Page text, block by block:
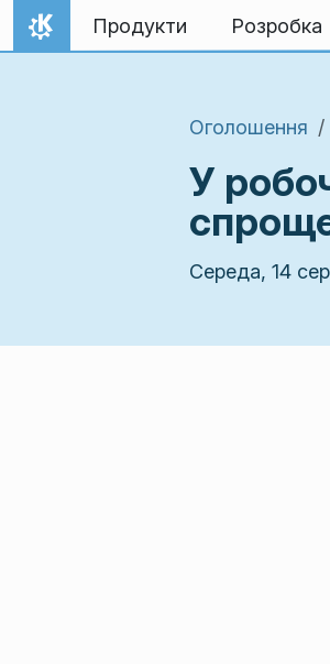
Перейти до вмісту
Домівка
Продукти Розробка
Оголошення
У
Середа, 14